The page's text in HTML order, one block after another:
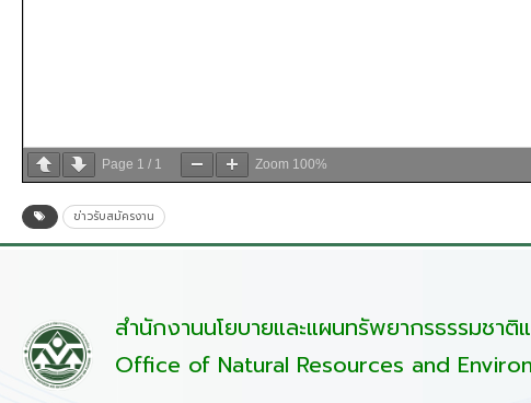
Page 1 / 1 Zoom 100%
ข่าวรับสมัครงาน
สำนักงานนโยบายและแผนทรัพยากรธรรมชาติ
Office of Natural Resources and